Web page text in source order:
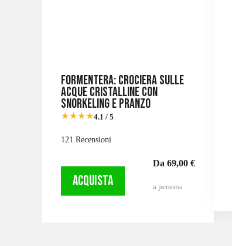
Formentera: Crociera sulle
acque cristalline con
snorkeling e pranzo
★★★★4.1 / 5
121 Recensioni
ACQUISTA
Da 69,00 €
a persona